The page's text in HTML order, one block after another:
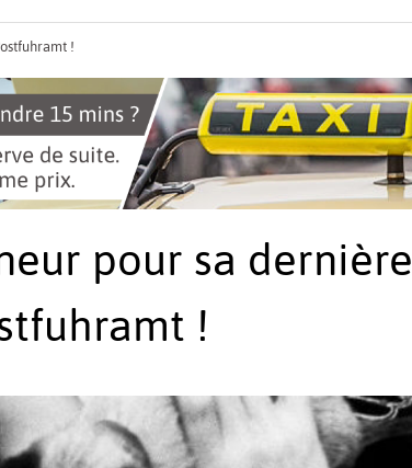
!
pour sa dernière
!